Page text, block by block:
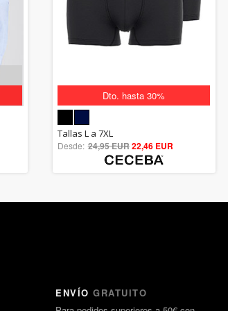
Dto. hasta 30%
5.00
out of 5
Tallas L a 7XL
Desde: 24,95 EUR22,46 EUR
ENVÍO GRATUITO